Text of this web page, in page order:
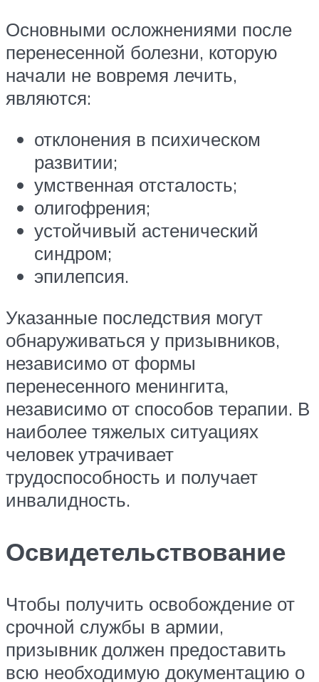
Основными осложнениями после
перенесенной болезни, которую
начали не вовремя лечить,
являются:
отклонения в психическом
развитии;
умственная отсталость;
олигофрения;
устойчивый астенический
синдром;
эпилепсия.
Указанные последствия могут
обнаруживаться у призывников,
независимо от формы
перенесенного менингита,
независимо от способов терапии. В
наиболее тяжелых ситуациях
человек утрачивает
трудоспособность и получает
инвалидность.
Освидетельствование
Чтобы получить освобождение от
срочной службы в армии,
призывник должен предоставить
всю необходимую документацию о